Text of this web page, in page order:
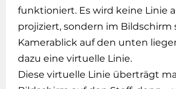
funktioniert. Es wird keine Linie
projiziert, sondern im Bildschirm
Kamerablick auf den unten
dazu eine virtuelle Linie.
Diese virtuelle Linie überträgt